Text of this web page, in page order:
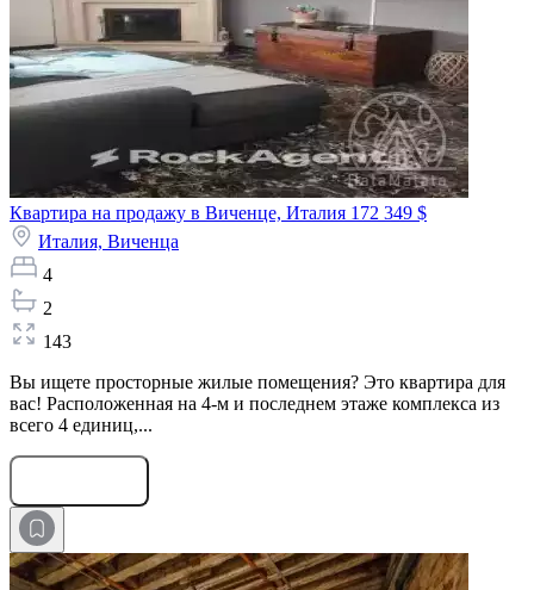
Квартира на продажу в Виченце, Италия 172 349 $
Италия, Виченца
4
2
143
Вы ищете просторные жилые помещения? Это квартира для
вас! Расположенная на 4-м и последнем этаже комплекса из
всего 4 единиц,...